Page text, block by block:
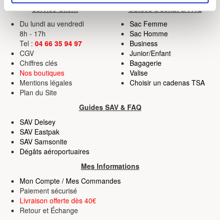
(empreintes digitales).
Pour en savoir plus sur le traitement de vos données
personnelles et définir vos préférences, reportez-vous à
section « Détails »
. Vous pouvez modifier ou retirer
votre consentement à tout moment à partir de la
déclaration sur les cookies.
Les cookies nous permettent de personnaliser le contenu
médias sociaux et d'analyser notre trafic. Nous
partageons également des informations sur l'utilisation de
notre site avec nos partenaires de médias sociaux, de
publicité et d'analyse, qui peuvent combiner celles-ci
ou qu'ils ont collectées lors de votre utilisation de leurs
services.
Service Client
Guides d'achat & FAQ
Du lundi au vendredi
8h - 17h
Tel : 04 66 35 94 97
CGV
Chiffres clés
Nos boutiques
Mentions légales
Plan du Site
Sac Femme
Sac Homme
Business
Junior/Enfant
Bagagerie
Valise
Choisir un cadenas TSA
Guides SAV & FAQ
SAV Delsey
SAV Eastpak
SAV Samsonite
Dégâts aéroportuaires
Mes Informations
Mon Compte / Mes Commandes
Paiement sécurisé
Livraison offerte dès 40€
Retour et Échange